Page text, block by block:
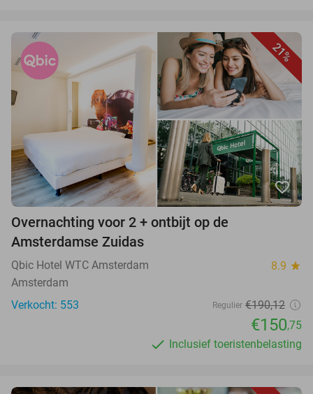
21%
favorite_border
Overnachting voor 2 + ontbijt op de
Amsterdamse Zuidas
Qbic Hotel WTC Amsterdam 8.9 star
Amsterdam
Verkocht: 553
Regulier €190,12
€150,75
Inclusief toeristenbelasting